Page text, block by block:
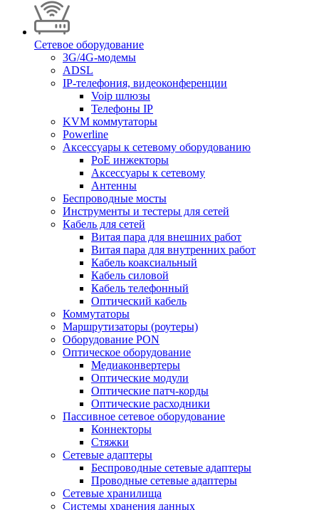
Сетевое оборудование
3G/4G-модемы
ADSL
IP-телефония, видеоконференции
Voip шлюзы
Телефоны IP
KVM коммутаторы
Powerline
Аксессуары к сетевому оборудованию
PoE инжекторы
Аксессуары к сетевому
Антенны
Беспроводные мосты
Инструменты и тестеры для сетей
Кабель для сетей
Витая пара для внешних работ
Витая пара для внутренних работ
Кабель коаксиальный
Кабель силовой
Кабель телефонный
Оптический кабель
Коммутаторы
Маршрутизаторы (роутеры)
Оборудование PON
Оптическое оборудование
Медиаконвертеры
Оптические модули
Оптические патч-корды
Оптические расходники
Пассивное сетевое оборудование
Коннекторы
Стяжки
Сетевые адаптеры
Беспроводные сетевые адаптеры
Проводные сетевые адаптеры
Сетевые хранилища
Системы хранения данных